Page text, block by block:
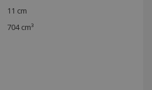
11 cm
704 cm³